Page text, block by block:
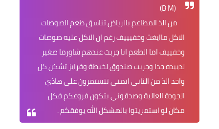
(B M)
من الذ المطاعم بالرياض تناسق طعم الصوصات
الاكل ماايغث وخفيييف رغم ان الاكل عليه صوصات
وخفييف اما الطعم انا جربت عندهم شاورما صغير
لذييذه جدا وجربت صندوق لخبطة وفرايز تشكن كل
واحد الذ من الثاني اتمنى تتستمرون على هاذي
الجودة العالية وصدقوني بتكون فروعكم فكل
مكان لو استمريتوا بالهشكل الله يوفقكم .